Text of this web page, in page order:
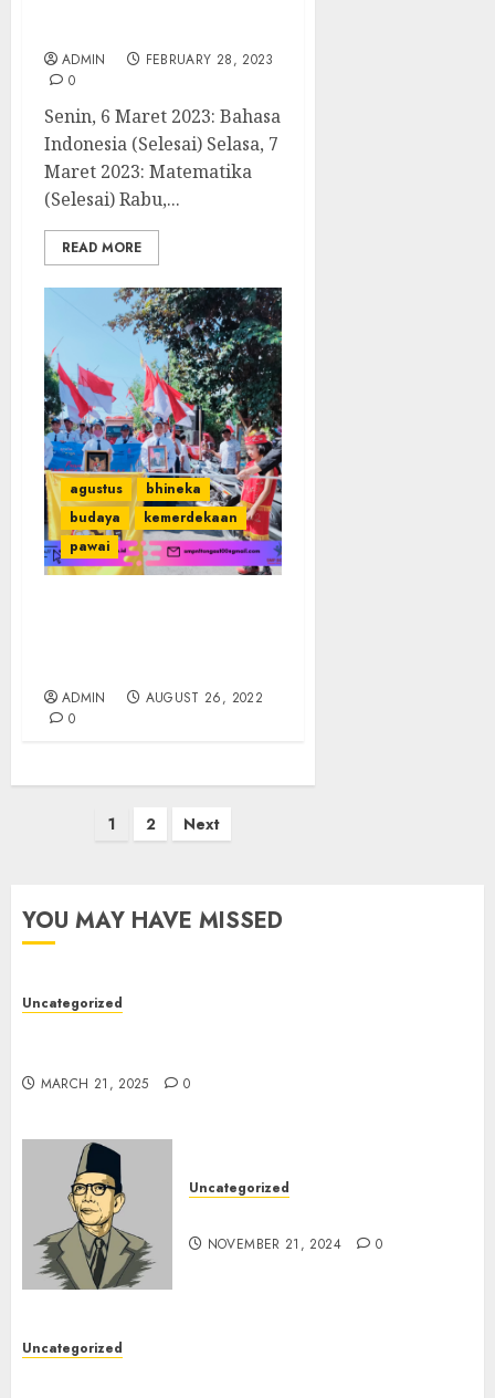
ADMIN
FEBRUARY 28, 2023
0
Senin, 6 Maret 2023: Bahasa
Indonesia (Selesai) Selasa, 7
Maret 2023: Matematika
(Selesai) Rabu,...
READ MORE
agustus
bhineka
budaya
kemerdekaan
pawai
ADMIN
AUGUST 26, 2022
0
1 2 Next
YOU MAY HAVE MISSED
Uncategorized
MARCH 21, 2025 0
Uncategorized
NOVEMBER 21, 2024 0
Uncategorized